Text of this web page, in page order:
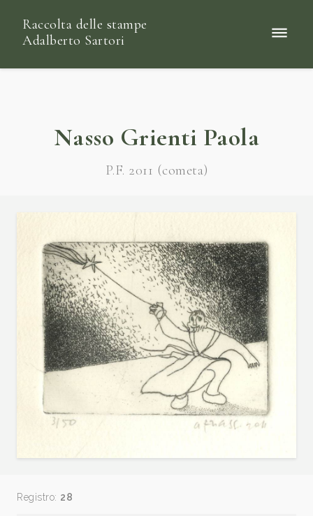
Raccolta delle stampe
Adalberto Sartori
Nasso Grienti Paola
P.F. 2011 (cometa)
Registro: 28